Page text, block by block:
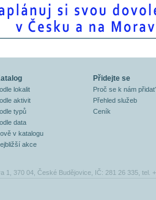
lokalit
aktivit
typů
data
v katalogu
akce
Přidejte se
Proč se k nám
Přehled služeb
Ceník
1, 370 04, České Budějovice, IČ: 281 26 335, tel.